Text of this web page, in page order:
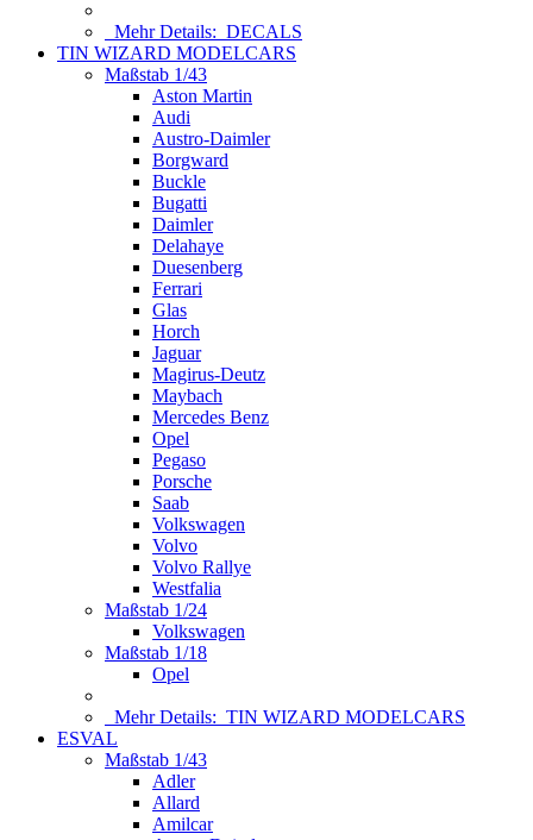
Mehr Details: DECALS
TIN WIZARD MODELCARS
Maßstab 1/43
Aston Martin
Audi
Austro-Daimler
Borgward
Buckle
Bugatti
Daimler
Delahaye
Duesenberg
Ferrari
Glas
Horch
Jaguar
Magirus-Deutz
Maybach
Mercedes Benz
Opel
Pegaso
Porsche
Saab
Volkswagen
Volvo
Volvo Rallye
Westfalia
Maßstab 1/24
Volkswagen
Maßstab 1/18
Opel
Mehr Details: TIN WIZARD MODELCARS
ESVAL
Maßstab 1/43
Adler
Allard
Amilcar